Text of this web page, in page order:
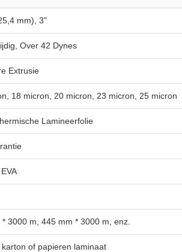
mm), 3"
Over 42 Dynes
Extrusie
18 micron, 20 micron, 23 micron, 25 micron
Lamineerfolie
3000 m, 445 mm * 3000 m, enz.
of papieren laminaat